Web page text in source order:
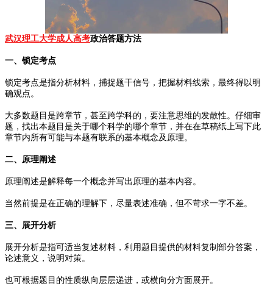
武汉理工大学成人高考政治答题方法
一、锁定考点
锁定考点是指分析材料，捕捉题干信号，把握材料线索，最终得以明
确观点。
大多数题目是跨章节，甚至跨学科的，要注意思维的发散性。仔细审
题，找出本题目是关于哪个科学的哪个章节，并在在草稿纸上写下此
章节内所有可能与本题有联系的基本概念及原理。
二、原理阐述
原理阐述是解释每一个概念并写出原理的基本内容。
当然前提是在正确的理解下，尽量表述准确，但不苛求一字不差。
三、展开分析
展开分析是指可适当复述材料，利用题目提供的材料复制部分答案，
论述意义，说明对策。
也可根据题目的性质纵向层层递进，或横向分方面展开。